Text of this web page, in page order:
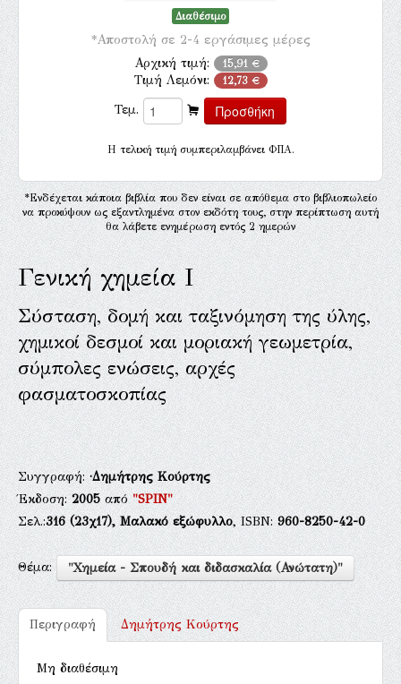
Διαθέσιμο
*Αποστολή σε 2-4 εργάσιμες μέρες
Αρχική τιμή: 15,91 €
Τιμή Λεμόνι: 12,73 €
Τεμ.
H τελική τιμή συμπεριλαμβάνει ΦΠΑ.
*Ενδέχεται κάποια βιβλία που δεν είναι σε απόθεμα στο βιβλιοπωλείο
να προκύψουν ως εξαντλημένα στον εκδότη τους, στην περίπτωση αυτή
θα λάβετε ενημέρωση εντός 2 ημερών
Γενική χημεία Ι
Σύσταση, δομή και ταξινόμηση της ύλης,
χημικοί δεσμοί και μοριακή γεωμετρία,
σύμπολες ενώσεις, αρχές
φασματοσκοπίας
Συγγραφή:·Δημήτρης Κούρτης
Έκδοση:2005από"SPIN"
Σελ.:316(23χ17), Μαλακό εξώφυλλο, ISBN:960-8250-42-0
Θέμα: "Χημεία - Σπουδή και διδασκαλία (Ανώτατη)"
Περιγραφή Δημήτρης Κούρτης
Μη διαθέσιμη